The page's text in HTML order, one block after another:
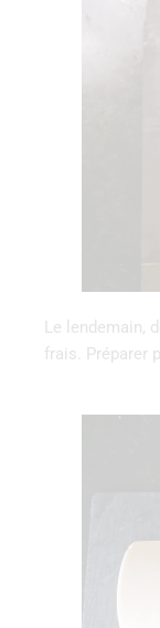
Le lendemain,
frais. Préparer